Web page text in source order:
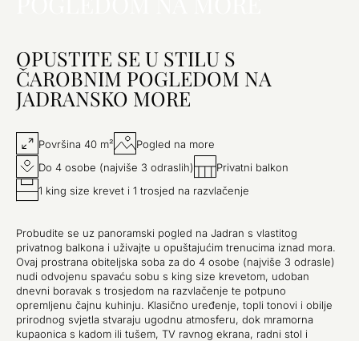
OPUSTITE SE U STILU S
ČAROBNIM POGLEDOM NA
JADRANSKO MORE
Površina 40 m²
Pogled na more
Do 4 osobe (najviše 3 odraslih)
Privatni balkon
1 king size krevet i 1 trosjed na razvlačenje
Probudite se uz panoramski pogled na Jadran s vlastitog
privatnog balkona i uživajte u opuštajućim trenucima iznad mora.
Ovaj prostrana obiteljska soba za do 4 osobe (najviše 3 odrasle)
nudi odvojenu spavaću sobu s king size krevetom, udoban
dnevni boravak s trosjedom na razvlačenje te potpuno
opremljenu čajnu kuhinju. Klasično uređenje, topli tonovi i obilje
prirodnog svjetla stvaraju ugodnu atmosferu, dok mramorna
kupaonica s kadom ili tušem, TV ravnog ekrana, radni stol i